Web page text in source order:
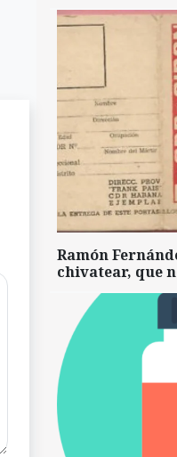
Ramón
chivatear, que